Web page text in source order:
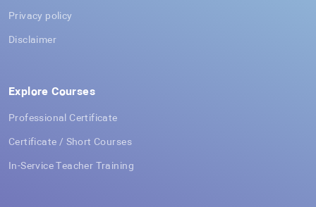
Privacy policy
Disclaimer
Explore Courses
Professional Certificate
Certificate / Short Courses
In-Service Teacher Training